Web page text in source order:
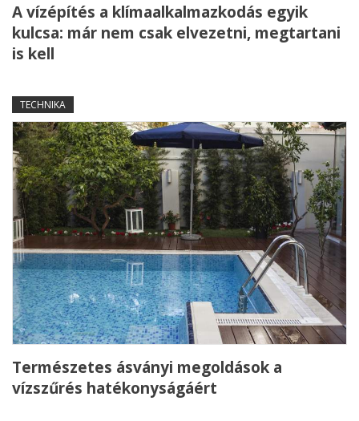
A vízépítés a klímaalkalmazkodás egyik
kulcsa: már nem csak elvezetni, megtartani
is kell
TECHNIKA
Természetes ásványi megoldások a
vízszűrés hatékonyságáért